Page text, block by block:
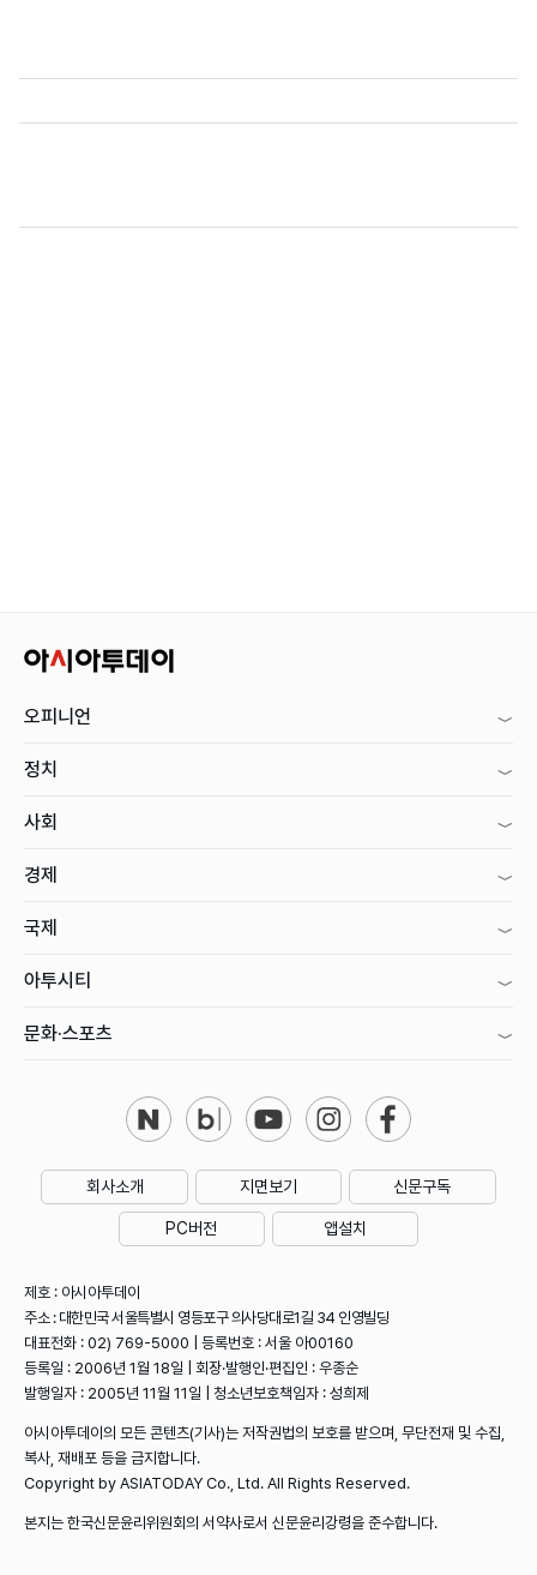
오피니언
정치
사회
경제
국제
아투시티
문화·스포츠
회사소개 지면보기 신문구독
PC버전 앱설치
제호 : 아시아투데이
주소 : 대한민국 서울특별시 영등포구 의사당대로1길 34 인영빌딩
대표전화 : 02) 769-5000 | 등록번호 : 서울 아00160
등록일 : 2006년 1월 18일 | 회장·발행인·편집인 : 우종순
발행일자 : 2005년 11월 11일 | 청소년보호책임자 : 성희제
아시아투데이의 모든 콘텐츠(기사)는 저작권법의 보호를 받으며, 무단전재 및 수집,
복사, 재배포 등을 금지합니다.
Copyright by ASIATODAY Co., Ltd. All Rights Reserved.
본지는 한국신문윤리위원회의 서약사로서 신문윤리강령을 준수합니다.